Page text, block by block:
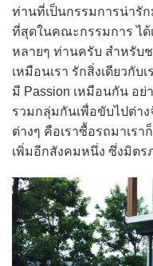
ท่านที่เป็นกรรมการน่ารัก
ที่สุดในคณะกรรมการ ได้
หลายๆ ท่านครับ สำหรับ
เหมือนเรา รักสิ่งเดียวกั
มี Passion เหมือนกัน อย่
รวมกลุ่มกันเพื่อขับไปต่า
ต่างๆ คือเราซื้อรถมาเร
เพิ่มอีกสังคมหนึ่ง ซึ่งมิตร